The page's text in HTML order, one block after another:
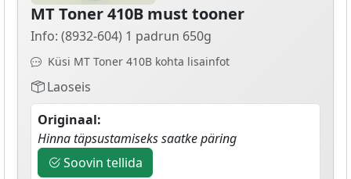
MT Toner 410B must tooner
Info: (8932-604) 1 padrun 650g
Küsi MT Toner 410B kohta lisainfot
Laoseis
Originaal:
Hinna täpsustamiseks saatke päring
Soovin tellida